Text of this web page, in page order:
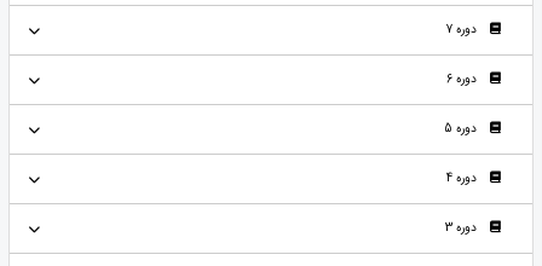
دوره 7
دوره 6
دوره 5
دوره 4
دوره 3